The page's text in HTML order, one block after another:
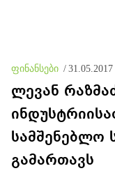
ფინანსები /
ლევან
სამშენებლო
გამართავს